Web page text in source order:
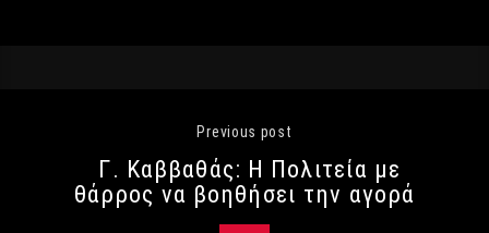
Previous post
Γ. Καββαθάς: Η Πολιτεία με
θάρρος να βοηθήσει την αγορά